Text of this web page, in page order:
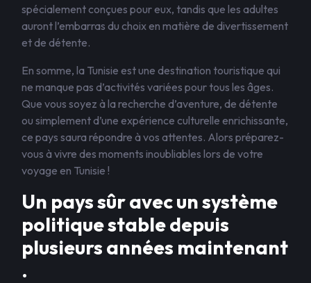
spécialement conçues pour eux, tandis que les adultes
auront l’embarras du choix en matière de divertissement
et de détente.
En somme, la Tunisie est une destination touristique qui
ne manque pas d’activités variées pour tous les âges.
Que vous soyez à la recherche d’aventure, de détente
ou simplement d’une expérience culturelle enrichissante,
ce pays saura répondre à vos attentes. Alors préparez-
vous à vivre des moments inoubliables lors de votre
voyage en Tunisie !
Un pays sûr avec un système
politique stable depuis
plusieurs années maintenant
.